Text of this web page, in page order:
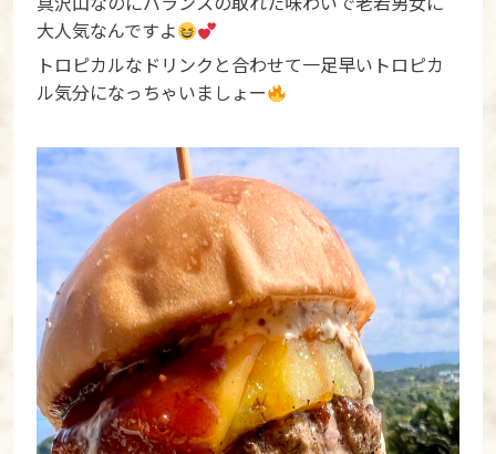
大人気なんですよ
トロピカルなドリンクと合わせて一足早いトロピカ
ル気分になっちゃいましょー